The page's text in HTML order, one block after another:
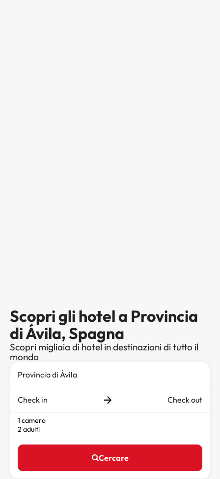
Scopri gli hotel a Provincia
di Ávila, Spagna
Scopri migliaia di hotel in destinazioni di tutto il
mondo
Check in Check out
1 camera
2 adulti
Cercare